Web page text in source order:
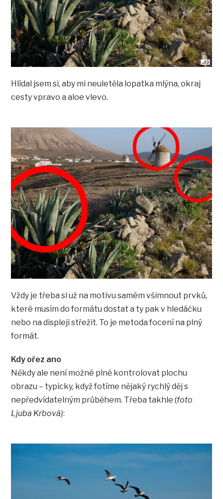
Hlídal jsem si, aby mi neuletěla lopatka mlýna, okraj
cesty vpravo a aloe vlevo.
Vždy je třeba si už na motivu samém všimnout prvků,
které musím do formátu dostat a ty pak v hledáčku
nebo na displeji střežit. To je metoda focení na plný
formát.
Kdy ořez ano
Někdy ale není možné plně kontrolovat plochu
obrazu – typicky, když fotíme nějaký rychlý děj s
nepředvídatelným průběhem. Třeba takhle (foto
Ljuba Krbová):